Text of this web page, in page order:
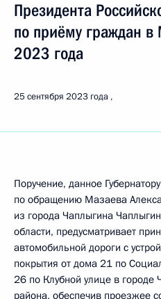
Президента
по приёму граждан
2023 года
25 сентября 2023 года
Поручение, данное
по обращению Мазаева
из города Чаплыгина
области, предусматривает
автомобильной дороги с
покрытия от дома 21 по
26 по Клубной улице в городе
района, обеспечив проезжее